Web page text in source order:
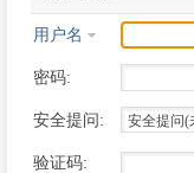
用户名
密码:
安全提问:
验证码: